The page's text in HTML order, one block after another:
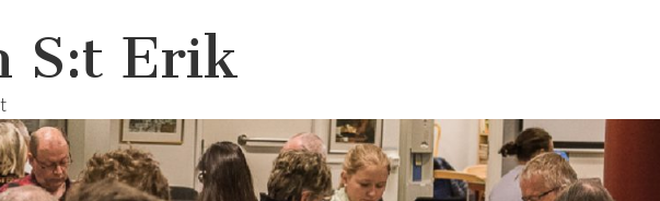
S:t Erik